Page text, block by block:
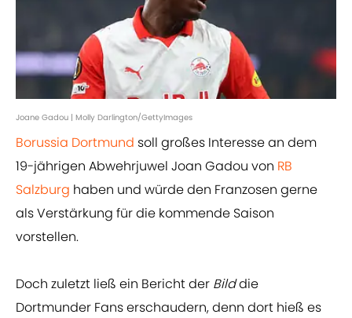
Joane Gadou | Molly Darlington/GettyImages
Borussia Dortmund soll großes Interesse an dem
19-jährigen Abwehrjuwel Joan Gadou von RB
Salzburg haben und würde den Franzosen gerne
als Verstärkung für die kommende Saison
vorstellen.
Doch zuletzt ließ ein Bericht der Bilddie
Dortmunder Fans erschaudern, denn dort hieß es